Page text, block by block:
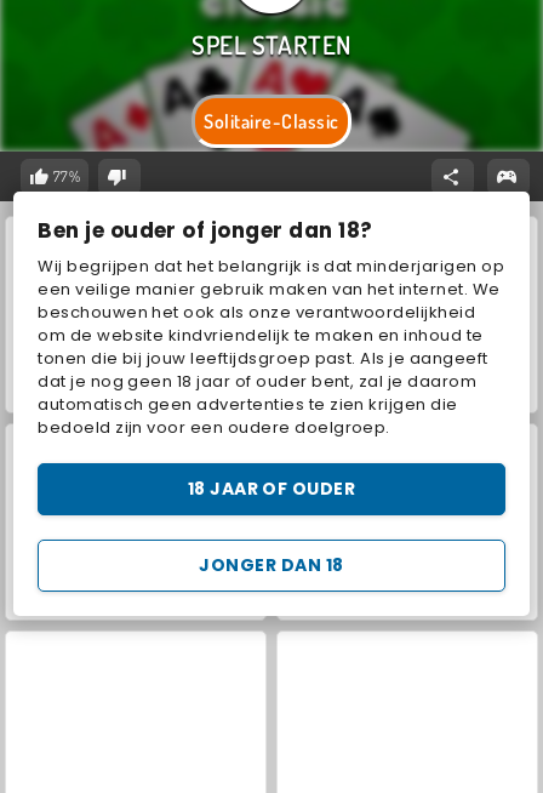
Ben je ouder of jonger dan 18?
Wij begrijpen dat het belangrijk is dat minderjarigen op
een veilige manier gebruik maken van het internet. We
beschouwen het ook als onze verantwoordelijkheid
om de website kindvriendelijk te maken en inhoud te
tonen die bij jouw leeftijdsgroep past. Als je aangeeft
dat je nog geen 18 jaar of ouder bent, zal je daarom
automatisch geen advertenties te zien krijgen die
bedoeld zijn voor een oudere doelgroep.
JONGER DAN 18
18 JAAR OF OUDER
Solitaire-Classic
77%
VegaMix Da Vinci Puzzles Hidden Object: Street of Secrets
Royal Story Let's Fish!